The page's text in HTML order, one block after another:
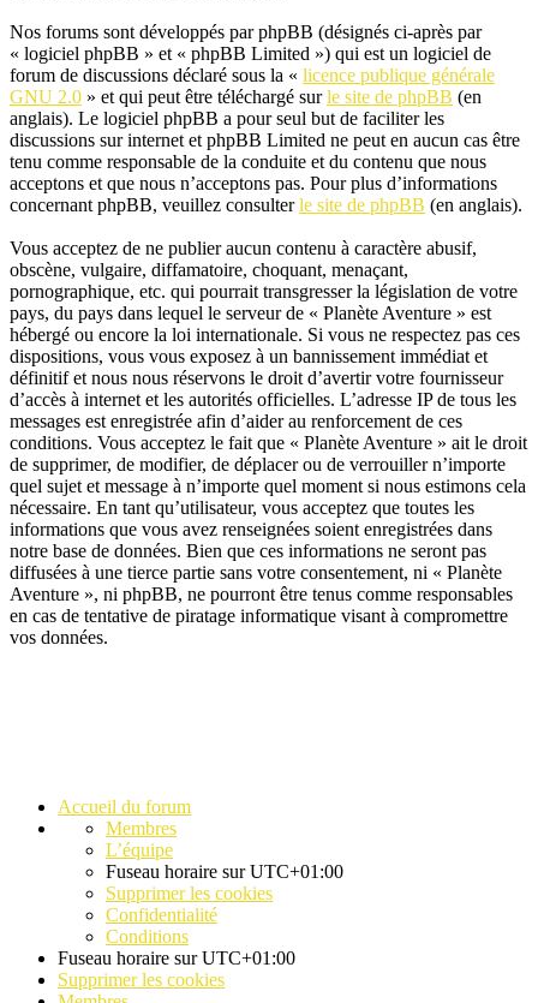
Nos forums sont développés par phpBB (désignés ci-après par
« logiciel phpBB » et « phpBB Limited ») qui est un logiciel de
forum de discussions déclaré sous la « licence publique générale
GNU 2.0 » et qui peut être téléchargé surle site de phpBB (en
anglais). Le logiciel phpBB a pour seul but de faciliter les
discussions sur internet et phpBB Limited ne peut en aucun cas être
tenu comme responsable de la conduite et du contenu que nous
acceptons et que nous n’acceptons pas. Pour plus d’informations
concernant phpBB, veuillez consulterle site de phpBB (en anglais).
Vous acceptez de ne publier aucun contenu à caractère abusif,
obscène, vulgaire, diffamatoire, choquant, menaçant,
pornographique, etc. qui pourrait transgresser la législation de votre
pays, du pays dans lequel le serveur de « Planète Aventure » est
hébergé ou encore la loi internationale. Si vous ne respectez pas ces
dispositions, vous vous exposez à un bannissement immédiat et
définitif et nous nous réservons le droit d’avertir votre fournisseur
d’accès à internet et les autorités officielles. L’adresse IP de tous les
messages est enregistrée afin d’aider au renforcement de ces
conditions. Vous acceptez le fait que « Planète Aventure » ait le droit
de supprimer, de modifier, de déplacer ou de verrouiller n’importe
quel sujet et message à n’importe quel moment si nous estimons cela
nécessaire. En tant qu’utilisateur, vous acceptez que toutes les
informations que vous avez renseignées soient enregistrées dans
notre base de données. Bien que ces informations ne seront pas
diffusées à une tierce partie sans votre consentement, ni « Planète
Aventure », ni phpBB, ne pourront être tenus comme responsables
en cas de tentative de piratage informatique visant à compromettre
vos données.
Accueil du forum
Membres
L’équipe
Fuseau horaire surUTC+01:00
Supprimer les cookies
Confidentialité
Conditions
Fuseau horaire surUTC+01:00
Supprimer les cookies